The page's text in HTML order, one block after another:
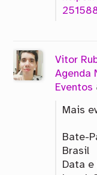
Vitor
Agenda
Eventos
Mais
Bate-
Brasil
Data e